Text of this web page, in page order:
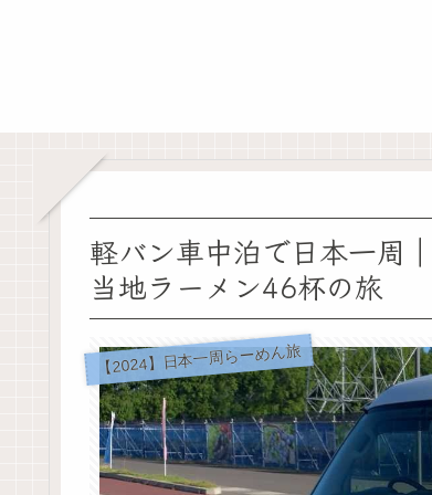
軽バン車中泊で日本一周
当地ラーメン46杯の旅
【2024】日本一周らーめん旅